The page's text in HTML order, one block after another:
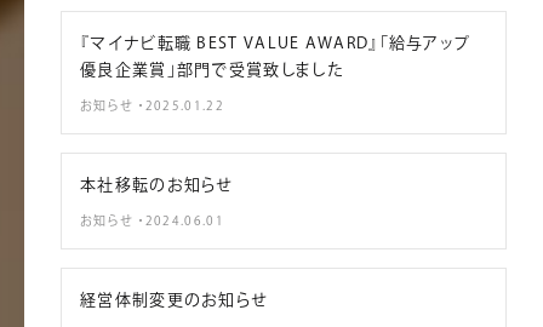
『マイナビ転職 BEST VALUE AWARD』「給与アップ
優良企業賞」部門で受賞致しました
お知らせ ・2025.01.22
本社移転のお知らせ
お知らせ ・2024.06.01
経営体制変更のお知らせ